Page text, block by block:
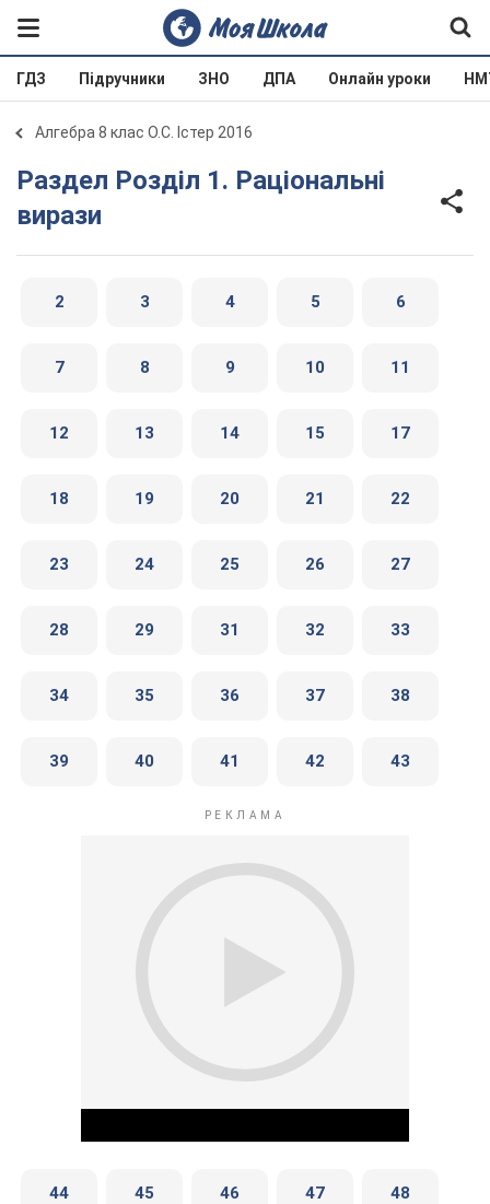
ГДЗ Підручники ЗНО ДПА Онлайн уроки
Алгебра 8 клас О.С. Істер 2016
Раздел Розділ 1. Раціональні
вирази
2 3 4 5 6
7 8 9 10 11
12 13 14 15 17
18 19 20 21 22
23 24 25 26 27
28 29 31 32 33
34 35 36 37 38
39 40 41 42 43
44 45 46 47 48